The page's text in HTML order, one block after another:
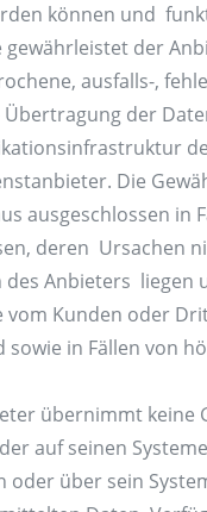
können und
gewährleistet der
ausfalls-,
der
Die
ausgeschlossen in
deren Ursachen
des Anbieters liegen
vom Kunden oder
sowie in Fällen von
übernimmt keine
auf seinen
oder über sein